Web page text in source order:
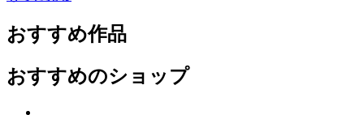
おすすめ作品
おすすめのショップ